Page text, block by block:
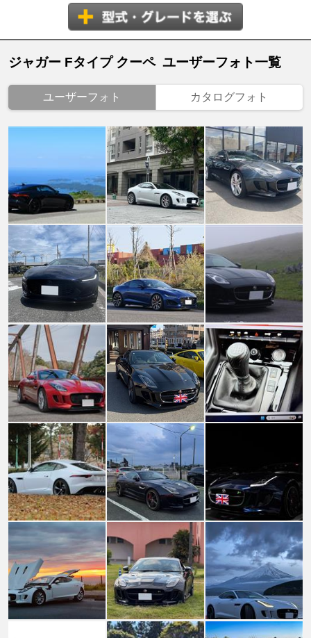
ジャガー Fタイプ クーペ ユーザーフォト一覧
ユーザーフォト カタログフォト